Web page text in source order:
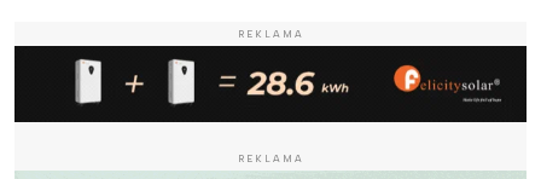
REKLAMA
REKLAMA